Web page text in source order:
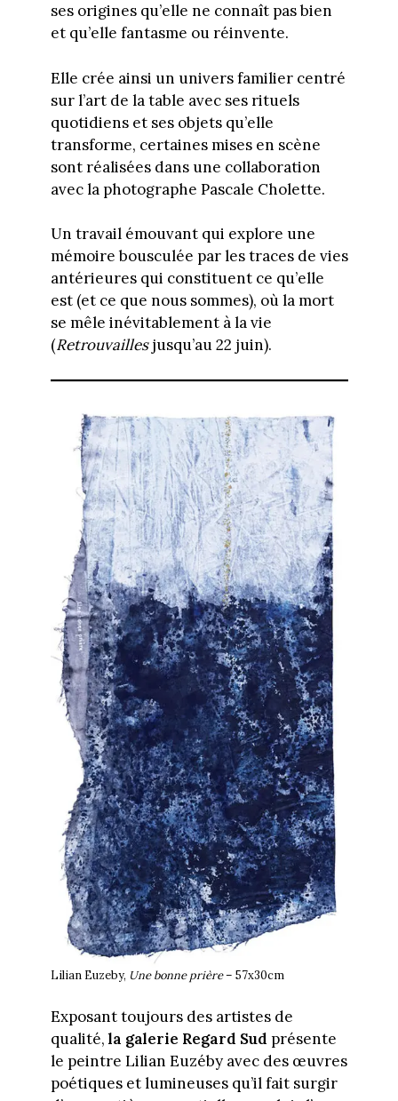
ses origines qu’elle ne connaît pas bien
et qu’elle fantasme ou réinvente.
Elle crée ainsi un univers familier centré
sur l’art de la table avec ses rituels
quotidiens et ses objets qu’elle
transforme, certaines mises en scène
sont réalisées dans une collaboration
avec la photographe Pascale Cholette.
Un travail émouvant qui explore une
mémoire bousculée par les traces de vies
antérieures qui constituent ce qu’elle
est (et ce que nous sommes), où la mort
se mêle inévitablement à la vie
(Retrouvaillesjusqu’au 22 juin).
Lilian Euzeby, Une bonne prière– 57x30cm
Exposant toujours des artistes de
qualité,la galerie Regard Sud présente
le peintre Lilian Euzéby avec des œuvres
poétiques et lumineuses qu’il fait surgir